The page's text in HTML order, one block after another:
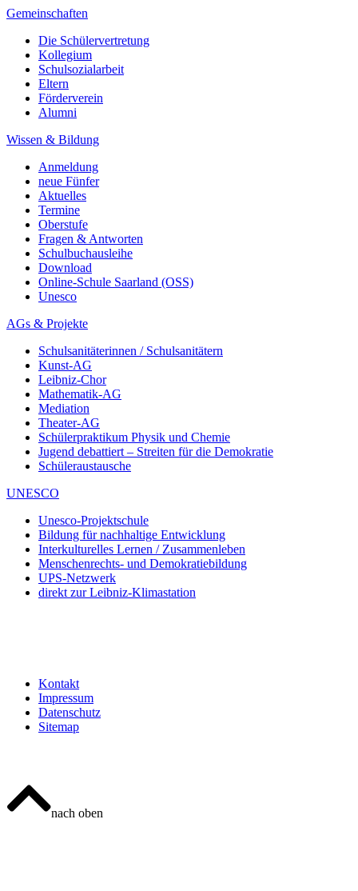
Gemeinschaften
Die Schülervertretung
Kollegium
Schulsozialarbeit
Eltern
Förderverein
Alumni
Wissen & Bildung
Anmeldung
neue Fünfer
Aktuelles
Termine
Oberstufe
Fragen & Antworten
Schulbuchausleihe
Download
Online-Schule Saarland (OSS)
Unesco
AGs & Projekte
Schulsanitäterinnen / Schulsanitätern
Kunst-AG
Leibniz-Chor
Mathematik-AG
Mediation
Theater-AG
Schülerpraktikum Physik und Chemie
Jugend debattiert – Streiten für die Demokratie
Schüleraustausche
UNESCO
Unesco-Projektschule
Bildung für nachhaltige Entwicklung
Interkulturelles Lernen / Zusammenleben
Menschenrechts- und Demokratiebildung
UPS-Netzwerk
direkt zur Leibniz-Klimastation
Kontakt
Impressum
Datenschutz
Sitemap
nach oben